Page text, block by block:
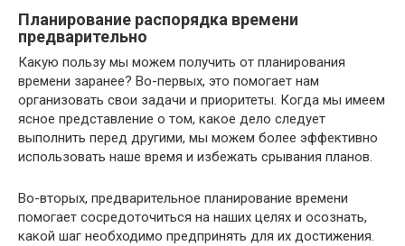
Планирование распорядка времени
предварительно
Какую пользу мы можем получить от планирования
времени заранее? Во-первых, это помогает нам
организовать свои задачи и приоритеты. Когда мы имеем
ясное представление о том, какое дело следует
выполнить перед другими, мы можем более эффективно
использовать наше время и избежать срывания планов.
Во-вторых, предварительное планирование времени
помогает сосредоточиться на наших целях и осознать,
какой шаг необходимо предпринять для их достижения.